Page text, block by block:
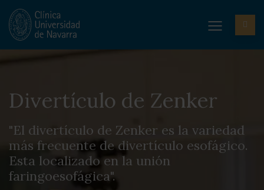
Divertículo de Zenker
"El divertículo de Zenker es la variedad
más frecuente de divertículo esofágico.
Esta localizado en la unión
faringoesofágica".